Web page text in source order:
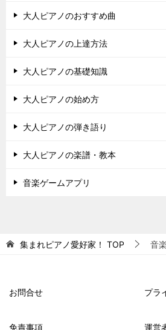
大人ピアノのおすすめ曲
大人ピアノの上達方法
大人ピアノの基礎知識
大人ピアノの始め方
大人ピアノの弾き語り
大人ピアノの楽譜・教本
音楽ゲームアプリ
集まれピアノ愛好家！ TOP 音
お問合せ プラ
免責事項 運営